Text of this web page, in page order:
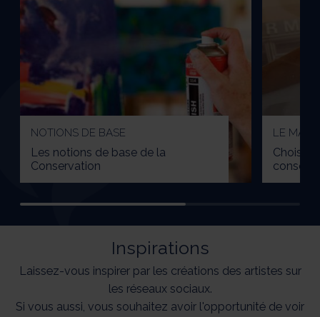
NOTIONS DE BASE
Les notions de base de la
Conservation
LE
Choisir
Inspirations
Laissez-vous inspirer par les créations des artistes sur
les réseaux sociaux.
Si vous aussi, vous souhaitez avoir l'opportunité de voir